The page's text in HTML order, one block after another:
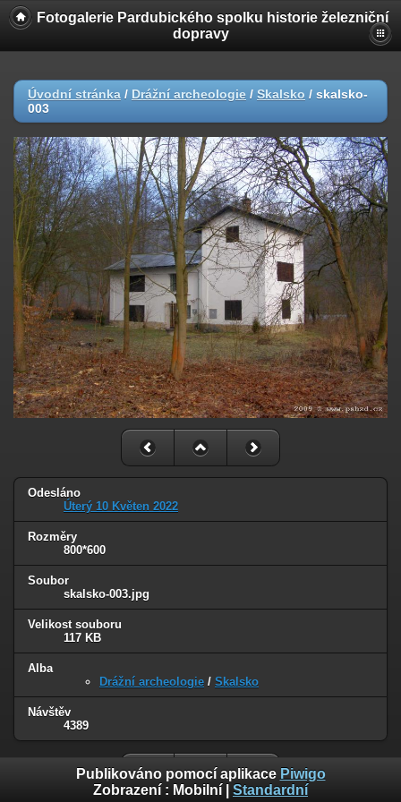
Fotogalerie Pardubického spolku historie železniční
dopravy
Úvodní stránka / Drážní archeologie / Skalsko / skalsko-
003
Odesláno
Úterý 10 Květen 2022
Rozměry
800*600
Soubor
skalsko-003.jpg
Velikost souboru
117 KB
Alba
Drážní archeologie / Skalsko
Návštěv
4389
Publikováno pomocí aplikace Piwigo
Zobrazení : Mobilní Standardní